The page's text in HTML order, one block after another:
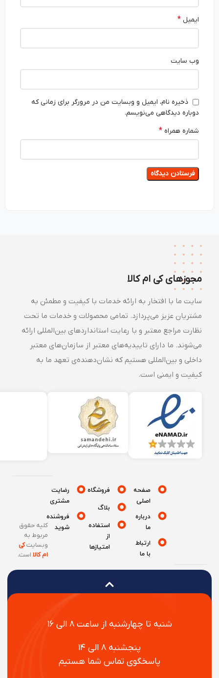
ایمیل*
وب‌ سایت
ذخیره نام، ایمیل و وبسایت من در مرورگر برای زمانی که
دوباره دیدگاهی می‌نویسم.
شماره همراه*
مجوزهای کی ام کالا
سایت ما با افتخار به ارائه خدمات با کیفیت و مطمئن به
مشتریان عزیز می‌پردازد. تمامی محصولات و خدمات ما تحت
نظارت مراجع معتبر و با رعایت استانداردهای بین‌المللی ارائه
می‌شوند. ما دارای تاییدیه‌های معتبر از سازمان‌های معتبر
داخلی و بین‌المللی هستیم که نشان‌دهنده‌ی تعهد ما به
کیفیت و ایمنی است.
شنبه تا چهارشنبه از ساعت ۸ الی ۱۶
پنجشنبه ۸ الی ۱۴
پاسخگوی تماس شما هستیم
صفحه
درباره
ارتباط
فروشگاه
بلاگ
استفاده
امتیازها
رضایت
مشتری
فروشنده
شوید
کلیه حقوق
مربوط به
وبسایتکی
ام کالااست.